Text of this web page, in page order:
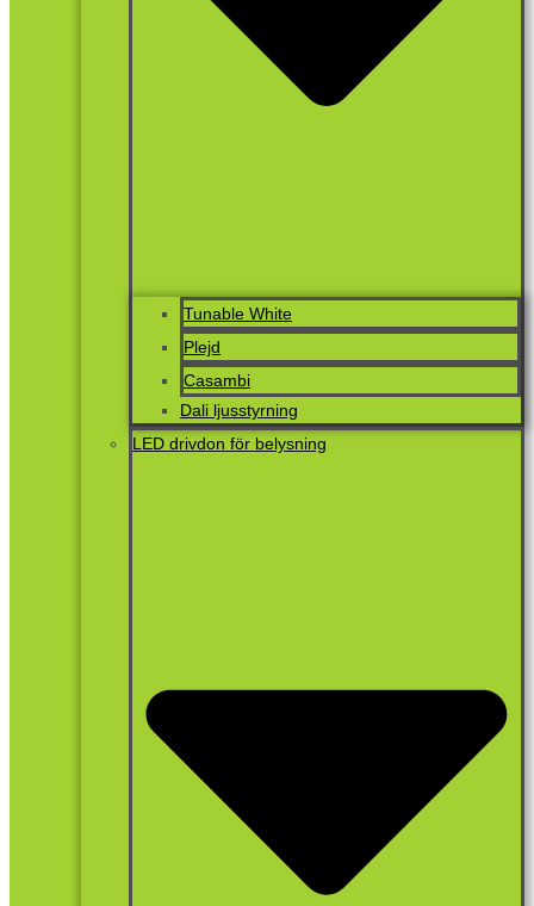
Tunable White
Plejd
Casambi
Dali ljusstyrning
LED drivdon för belysning